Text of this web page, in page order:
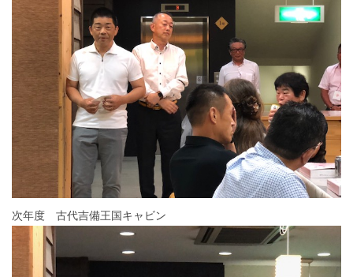
次年度 古代吉備王国キャビン